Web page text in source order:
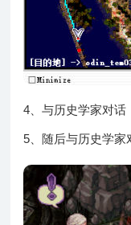
4、与历史学家对
5、随后与历史学家